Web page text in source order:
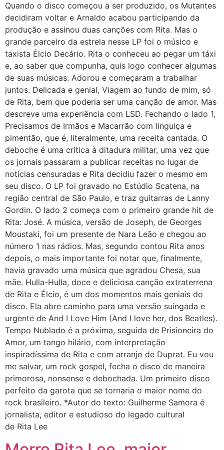
Quando o disco começou a ser produzido, os Mutantes
decidiram voltar e Arnaldo acabou participando da
produção e assinou duas canções com Rita. Mas o
grande parceiro da estrela nesse LP foi o músico e
taxista Élcio Decário. Rita o conheceu ao pegar um táxi
e, ao saber que compunha, quis logo conhecer algumas
de suas músicas. Adorou e começaram a trabalhar
juntos. Delicada e genial, Viagem ao fundo de mim, só
de Rita, bem que poderia ser uma canção de amor. Mas
descreve uma experiência com LSD. Fechando o lado 1,
Precisamos de Irmãos e Macarrão com linguiça e
pimentão, que é, literalmente, uma receita cantada. O
deboche é uma crítica à ditadura militar, uma vez que
os jornais passaram a publicar receitas no lugar de
notícias censuradas e Rita decidiu fazer o mesmo em
seu disco. O LP foi gravado no Estúdio Scatena, na
região central de São Paulo, e traz guitarras de Lanny
Gordin. O lado 2 começa com o primeiro grande hit de
Rita: José. A música, versão de Joseph, de Georges
Moustaki, foi um presente de Nara Leão e chegou ao
número 1 nas rádios. Mas, segundo contou Rita anos
depois, o mais importante foi notar que, finalmente,
havia gravado uma música que agradou Chesa, sua
mãe. Hulla-Hulla, doce e deliciosa canção extraterrena
de Rita e Élcio, é um dos momentos mais geniais do
disco. Ela abre caminho para uma versão suingada e
urgente de And I Love Him (And I love her, dos Beatles).
Tempo Nublado é a próxima, seguida de Prisioneira do
Amor, um tango hilário, com interpretação
inspiradíssima de Rita e com arranjo de Duprat. Eu vou
me salvar, um rock gospel, fecha o disco de maneira
primorosa, nonsense e debochada. Um primeiro disco
perfeito da garota que se tornaria o maior nome do
rock brasileiro. *Autor do texto: Guilherme Samora é
jornalista, editor e estudioso do legado cultural
de Rita Lee